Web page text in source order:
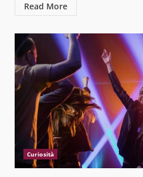
Read More
Curiosità